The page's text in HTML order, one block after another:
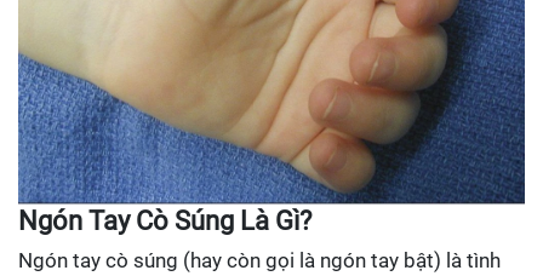
Ngón Tay Cò Súng Là Gì?
Ngón tay cò súng (hay còn gọi là ngón tay bật) là tình